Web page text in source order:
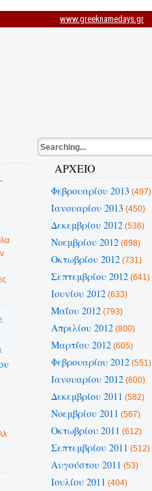
ΑΡΧΕΙΟ
Φεβρουαρίου 2013 (497)
Ιανουαρίου 2013 (450)
Δεκεμβρίου 2012(536)
Νοεμβρίου 2012(698)
Οκτωβρίου 2012(731)
Σεπτεμβρίου 2012(641)
Ιουνίου 2012(633)
Μαΐου 2012(793)
Απριλίου 2012(800)
Μαρτίου 2012(605)
Φεβρουαρίου 2012(551)
Ιανουαρίου 2012(600)
Δεκεμβρίου 2011 (582)
Νοεμβρίου 2011 (567)
Οκτωβρίου 2011 (612)
Σεπτεμβρίου 2011 (512)
Αυγούστου 2011 (53)
Ιουλίου 2011 (404)